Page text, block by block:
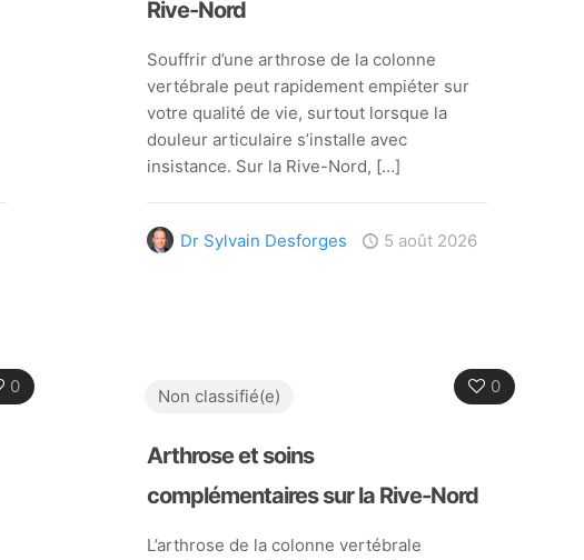
Rive-Nord
Souffrir d’une arthrose de la colonne
vertébrale peut rapidement empiéter sur
votre qualité de vie, surtout lorsque la
douleur articulaire s’installe avec
insistance. Sur la Rive-Nord, […]
Dr Sylvain Desforges 5 août 2026
0 0
Non classifié(e)
Arthrose et soins
complémentaires sur la Rive-Nord
L’arthrose de la colonne vertébrale